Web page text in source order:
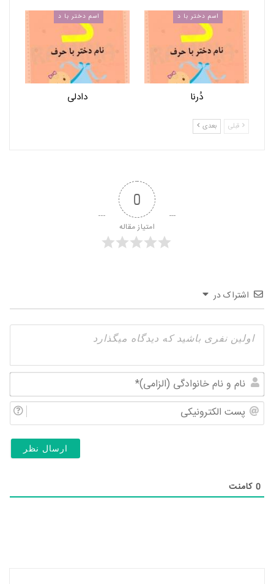
اسم دختر با د
دُرنا
اسم دختر با د
دادلی
قبلی بعدی
0
امتیاز مقاله
اشتراک در
و
0 کامنت